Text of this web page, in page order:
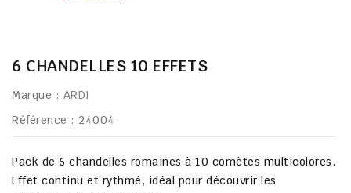
6 CHANDELLES 10 EFFETS
Marque : ARDI
Référence : 24004
Pack de 6 chandelles romaines à 10 comètes multicolores.
Effet continu et rythmé, idéal pour découvrir les